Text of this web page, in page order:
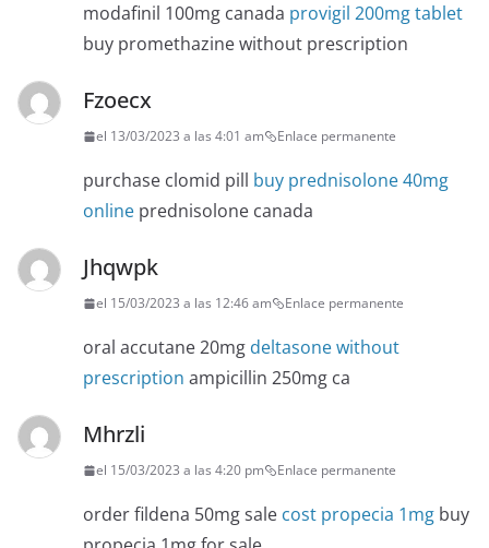
modafinil 100mg canada provigil 200mg tablet
buy promethazine without prescription
Fzoecx
el 13/03/2023 a las 4:01 am Enlace permanente
purchase clomid pill buy prednisolone 40mg
online prednisolone canada
Jhqwpk
el 15/03/2023 a las 12:46 am Enlace permanente
oral accutane 20mg deltasone without
prescription ampicillin 250mg ca
Mhrzli
el 15/03/2023 a las 4:20 pm Enlace permanente
order fildena 50mg sale cost propecia 1mg buy